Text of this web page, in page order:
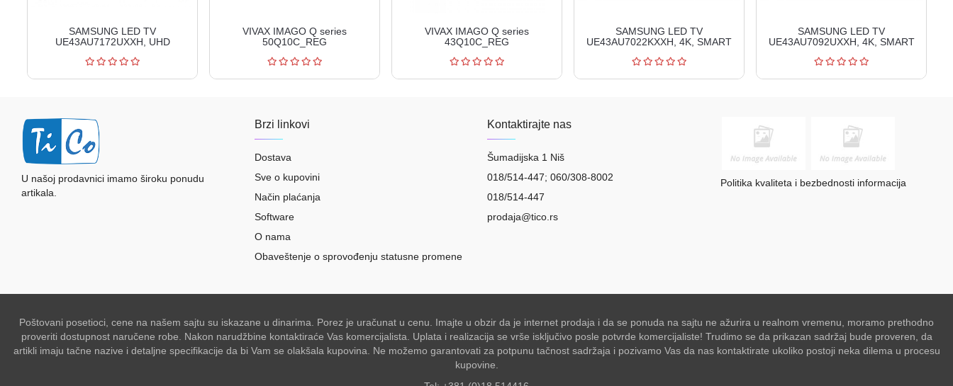
SAMSUNG LED TV
UE43AU7172UXXH, UHD
VIVAX IMAGO Q series
50Q10C_REG
VIVAX IMAGO Q series
43Q10C_REG
SAMSUNG LED TV
UE43AU7022KXXH, 4K, SMART
SAMSUNG LED TV
UE43AU7092UXXH, 4K, SMART
U našoj prodavnici imamo široku ponudu
artikala.
Brzi linkovi
Dostava
Sve o kupovini
Način plaćanja
Software
O nama
Obaveštenje o sprovođenju statusne promene
Kontaktirajte nas
Šumadijska 1 Niš
018/514-447; 060/308-8002
018/514-447
prodaja@tico.rs
Politika kvaliteta i bezbednosti informacija
Poštovani posetioci, cene na našem sajtu su iskazane u dinarima. Porez je uračunat u cenu. Imajte u obzir da je internet prodaja i da se ponuda na sajtu ne ažurira u realnom vremenu, moramo prethodno
proveriti dostupnost naručene robe. Nakon narudžbine kontaktiraće Vas komercijalista. Uplata i realizacija se vrše isključivo posle potvrde komercijaliste! Trudimo se da prikazan sadržaj bude proveren, da
artikli imaju tačne nazive i detaljne specifikacije da bi Vam se olakšala kupovina. Ne možemo garantovati za potpunu tačnost sadržaja i pozivamo Vas da nas kontaktirate ukoliko postoji neka dilema u procesu
kupovine.